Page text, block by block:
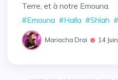
Terre, et à notre Emouna.
#Emouna #Halla #Shlah
Mariacha Drai 14